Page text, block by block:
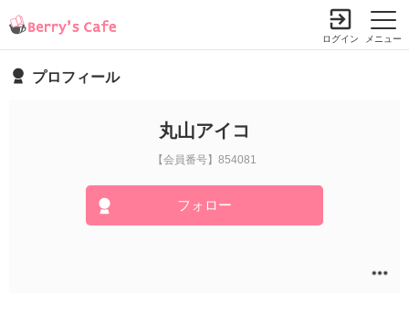
メニュー
ログイン
プロフィール
丸山アイコ
【会員番号】854081
フォロー